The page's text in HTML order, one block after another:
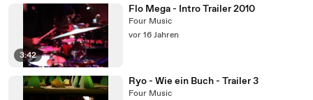
3:42
Flo Mega - Intro Trailer 2010
Four Music
vor 16 Jahren
Ryo - Wie ein Buch - Trailer 3
Four Music